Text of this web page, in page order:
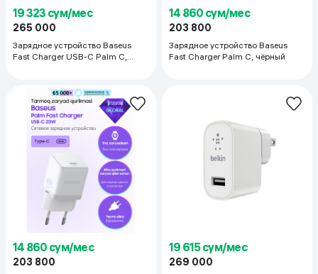
19 323 сум/мес
265 000
Зарядное устройство Baseus
Fast Charger USB-C Palm C,
14 860 сум/мес
203 800
Зарядное устройство Baseus
Fast Charger Palm C, чёрный
14 860 сум/мес
203 800
19 615 сум/мес
269 000